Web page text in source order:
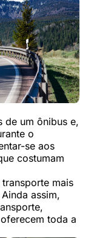
de um ônibus e,
o
se aos
costumam
mais
assim,
toda a